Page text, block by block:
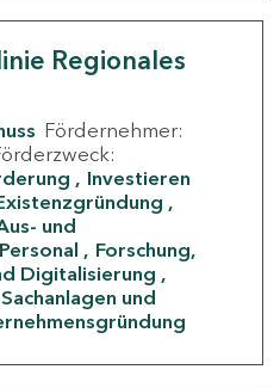
Regionales
Fördernehmer:
Investieren
und
Forschung,
Digitalisierung
und